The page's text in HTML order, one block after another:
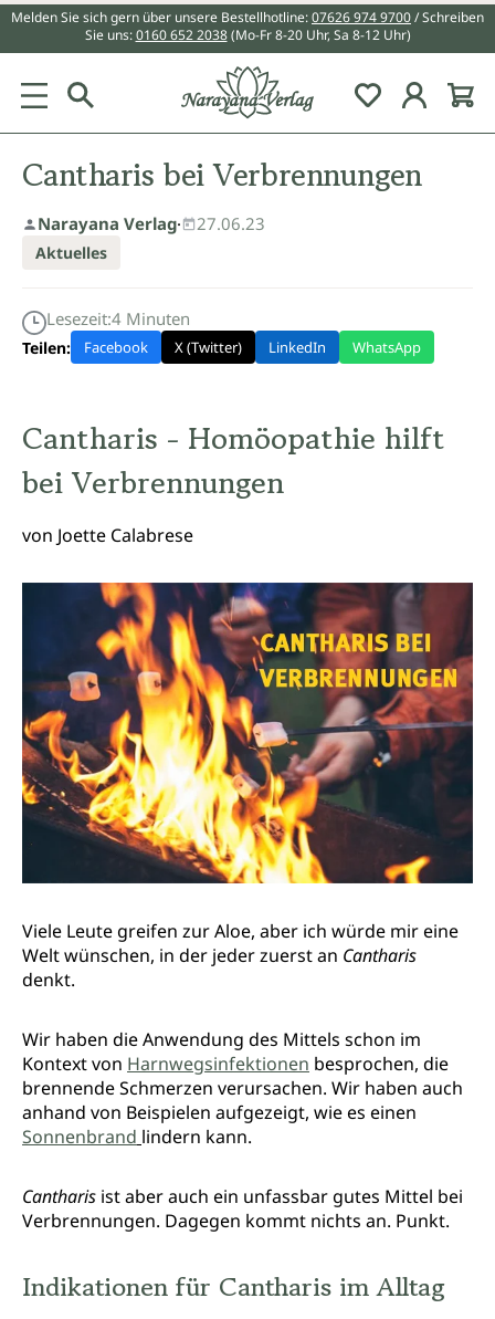
springen
Melden Sie sich gern über unsere Bestellhotline:07626 974 9700/ Schreiben
Sie uns:0160 652 2038 (Mo-Fr 8-20 Uhr, Sa 8-12 Uhr)
Du hast 0
Cantharis bei Verbrennungen
Narayana Verlag· 27.06.23
Aktuelles
Lesezeit:4 Minuten
Teilen: Facebook X (Twitter) LinkedIn WhatsApp
Cantharis - Homöopathie hilft
bei Verbrennungen
von Joette Calabrese
Viele Leute greifen zur Aloe, aber ich würde mir eine
Welt wünschen, in der jeder zuerst an Cantharis
denkt.
Wir haben die Anwendung des Mittels schon im
Kontext von Harnwegsinfektionen besprochen, die
brennende Schmerzen verursachen. Wir haben auch
anhand von Beispielen aufgezeigt, wie es einen
Sonnenbrand lindern kann.
Cantharis ist aber auch ein unfassbar gutes Mittel bei
Verbrennungen. Dagegen kommt nichts an. Punkt.
Indikationen für Cantharis im Alltag